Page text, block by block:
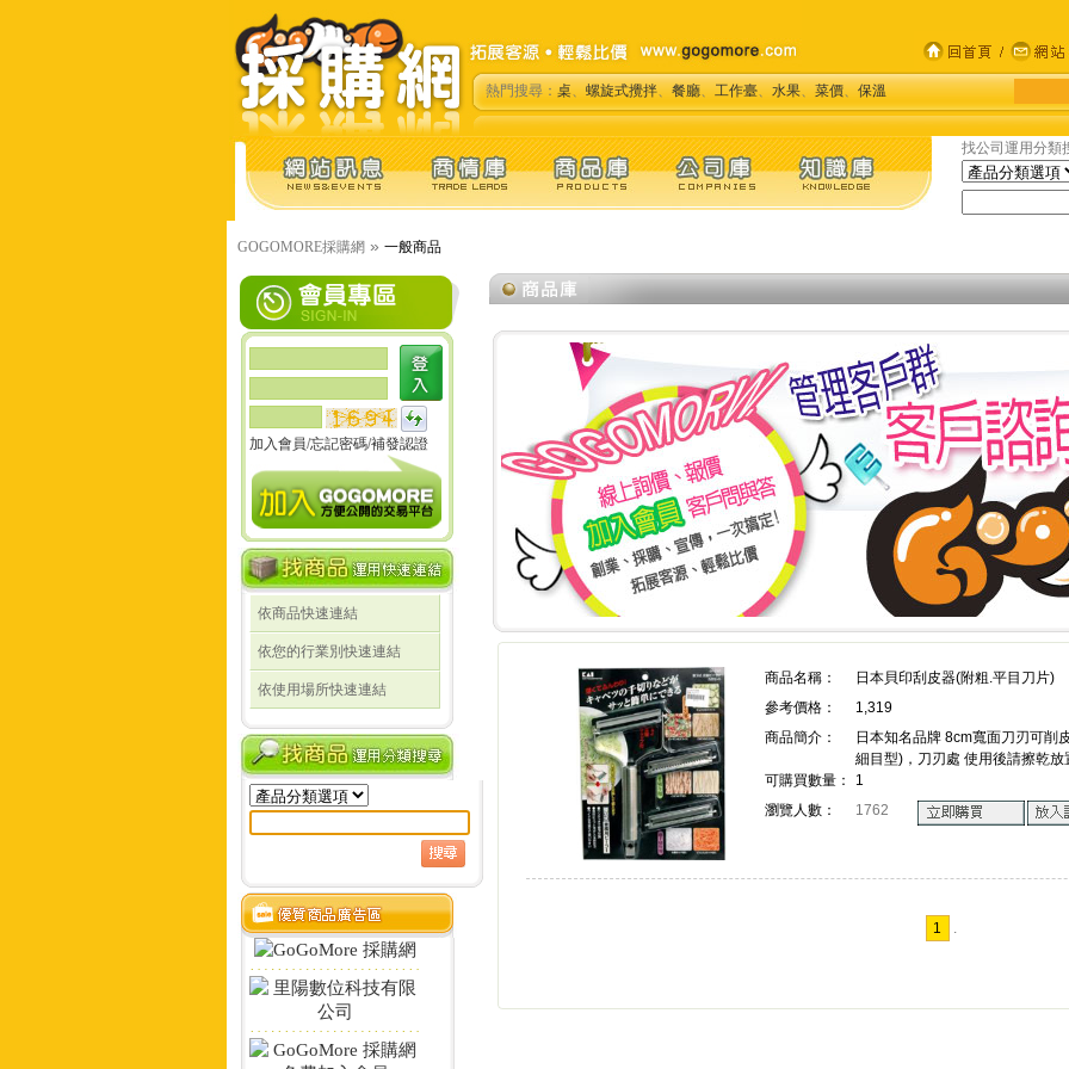
熱門搜尋：桌、螺旋式攪拌、餐廳、工作臺、水果、菜價、保溫
找公司運用分類
GOGOMORE採購網 » 一般商品
加入會員/忘記密碼/補發認證
依商品快速連結
依您的行業別快速連結
依使用場所快速連結
線上詢價 創業 採購 宣傳 一次搞
線上詢價 創業 採購 宣傳 一次搞定!
商品名稱：
日本貝印刮皮器(附粗.平目刀片)
參考價格：
1,319
商品簡介：
日本知名品牌 8cm寬面刀刃可削
細目型)，刀刃處 使用後請擦乾
可購買數量：
1
瀏覽人數：
1762
1 .